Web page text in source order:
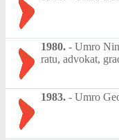
1980. - Umro
ratu, advokat,
1983. - Umro